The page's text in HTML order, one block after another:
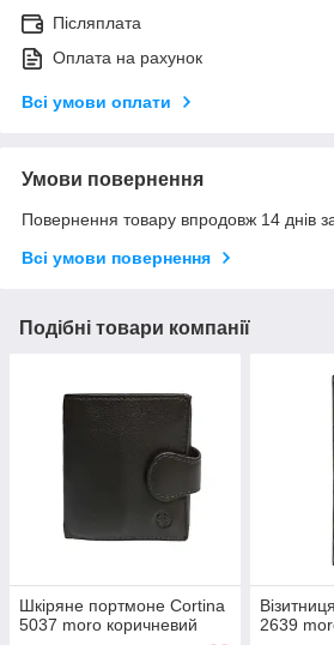
Післяплата
Оплата на рахунок
Всі умови оплати
Умови повернення
Повернення товару впродовж 14 днів
Всі умови повернення
Подібні товари компанії
Шкіряне портмоне Cortina
5037 moro коричневий
2639